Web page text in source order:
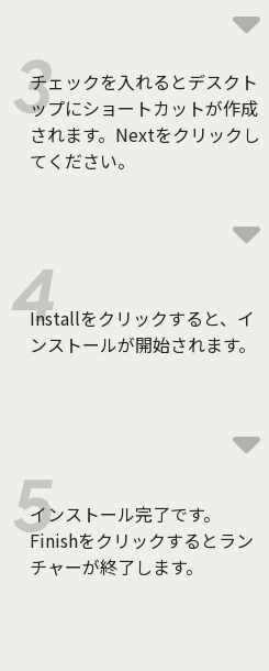
チェックを入れるとデスクト
ップにショートカットが作成
されます。Nextをクリックし
てください。
Installをクリックすると、イ
ンストールが開始されます。
インストール完了です。
Finishをクリックするとラン
チャーが終了します。